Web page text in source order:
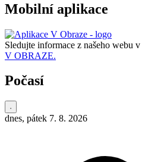
Mobilní aplikace
Sledujte informace z našeho webu v
V OBRAZE.
Počasí
dnes, pátek 7. 8. 2026